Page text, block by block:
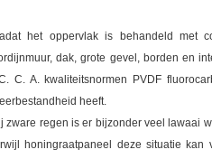
het oppervlak is behandeld met
dak, grote gevel, borden en
C. A. kwaliteitsnormen PVDF
heeft.
zware regen is er bijzonder veel lawaai
honingraatpaneel deze situatie kan